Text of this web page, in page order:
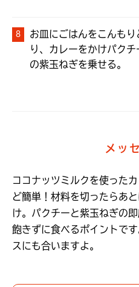
お皿にごはんをこんもり
り、カレーをかけパク
の紫玉ねぎを乗せる。
メッ
ココナッツミルクを使った
ど簡単！材料を切ったらあ
け。パクチーと紫玉ねぎの
飽きずに食べるポイントで
スにも合いますよ。